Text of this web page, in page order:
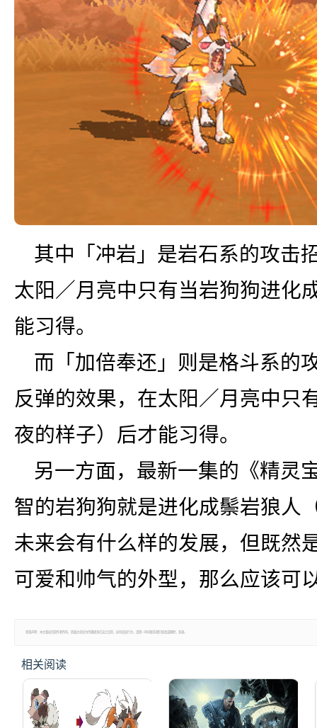
其中「冲岩」是岩石系的攻击
太阳／月亮中只有当岩狗狗进化
能习得。
而「加倍奉还」则是格斗系的
反弹的效果，在太阳／月亮中只
夜的样子）后才能习得。
另一方面，最新一集的《精灵
智的岩狗狗就是进化成鬃岩狼人
未来会有什么样的发展，但既然
可爱和帅气的外型，那么应该可
郑重声明：本文版权归原作者所有，转载文章仅为传播更多信息之目的，如有侵权行为，请第一时间联系我们修改或删除，多谢。
相关阅读